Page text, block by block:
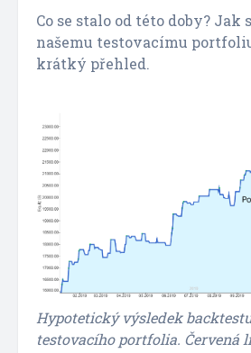
Co se stalo od této doby? Jak
našemu testovacímu
krátký přehled.
Hypotetický výsledek
testovacího portfolia. Červená